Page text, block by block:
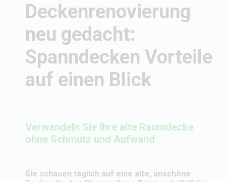
Deckenrenovierung
neu gedacht:
Spanndecken Vorteile
auf einen Blick
Verwandeln Sie Ihre alte Raumdecke
ohne Schmutz und Aufwand
Sie schauen täglich auf eine alte, unschöne